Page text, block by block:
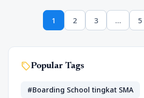
Page
1 Page
2 Page
3 … 5
sellPopular Tags
#Boarding School tingkat SMA